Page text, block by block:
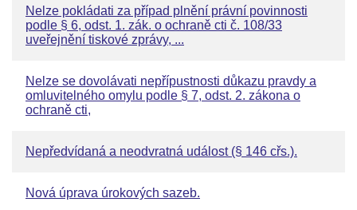
Nelze pokládati za případ plnění právní povinnosti
podle § 6, odst. 1. zák. o ochraně cti č. 108/33
uveřejnění tiskové zprávy, ...
Nelze se dovolávati nepřípustnosti důkazu pravdy a
omluvitelného omylu podle § 7, odst. 2. zákona o
ochraně cti,
Nepředvídaná a neodvratná událost (§ 146 cřs.).
Nová úprava úrokových sazeb.